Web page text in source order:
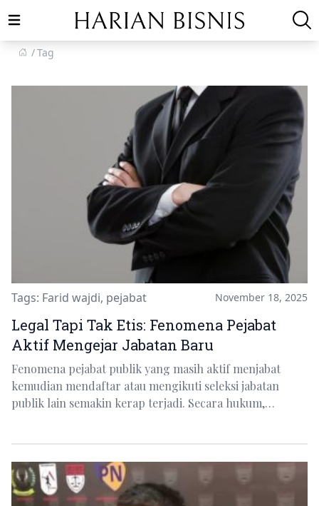
Open main menu
Tag
Tags: Farid wajdi, pejabat November 18, 2025
Legal Tapi Tak Etis: Fenomena Pejabat
Aktif Mengejar Jabatan Baru
Fenomena pejabat publik yang masih aktif menjabat
kemudian mendaftar atau mengikuti seleksi jabatan
publik lain semakin kerap terjadi. Secara hukum,…